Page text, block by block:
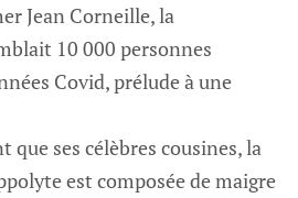
Jean Corneille, la
10 000 personnes
Covid, prélude à une
que ses célèbres cousines, la
est composée de maigre